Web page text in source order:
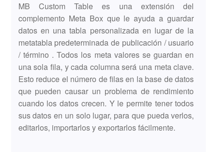
MB Custom Table es una extensión del
complemento Meta Box que le ayuda a guardar
datos en una tabla personalizada en lugar de la
metatabla predeterminada de publicación / usuario
/ término . Todos los meta valores se guardan en
una sola fila, y cada columna será una meta clave.
Esto reduce el número de filas en la base de datos
que pueden causar un problema de rendimiento
cuando los datos crecen. Y le permite tener todos
sus datos en un solo lugar, para que pueda verlos,
editarlos, importarlos y exportarlos fácilmente.